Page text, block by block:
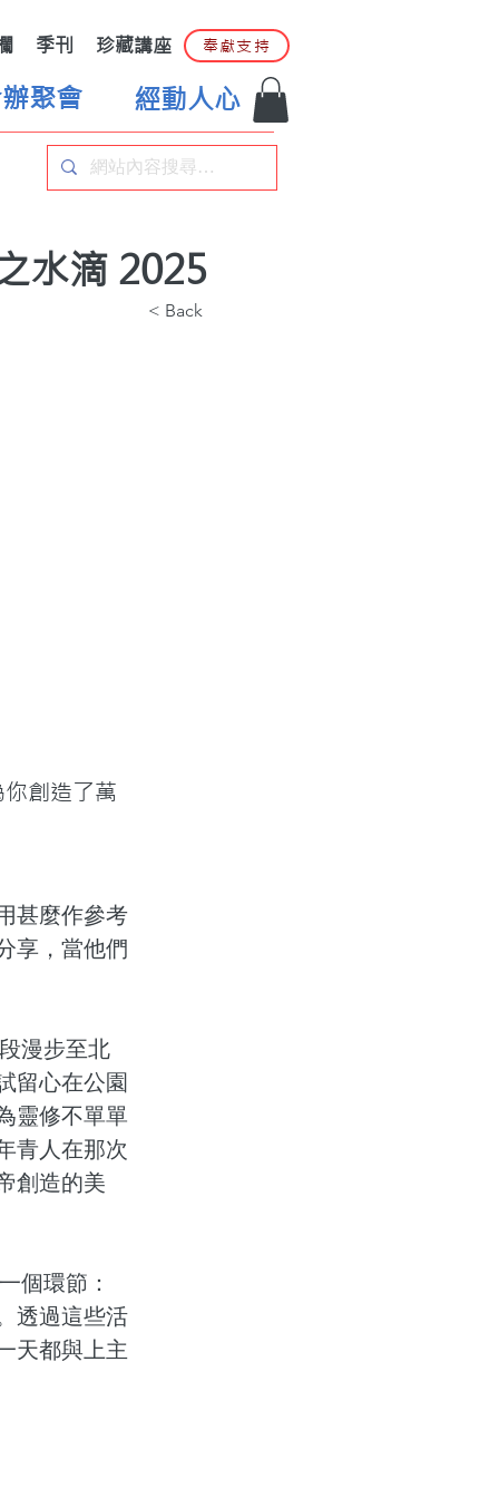
季刊 珍藏講座 奉獻支持
聚會 經動人心
水滴 2025
< Back
創造了萬
甚麼作參考
享，當他們
漫步至北
留心在公園
靈修不單單
青人在那次
創造的美
個環節：
透過這些活
天都與上主